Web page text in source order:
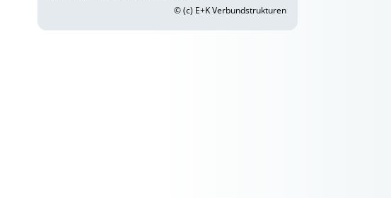
© (c) E+K Verbundstrukturen